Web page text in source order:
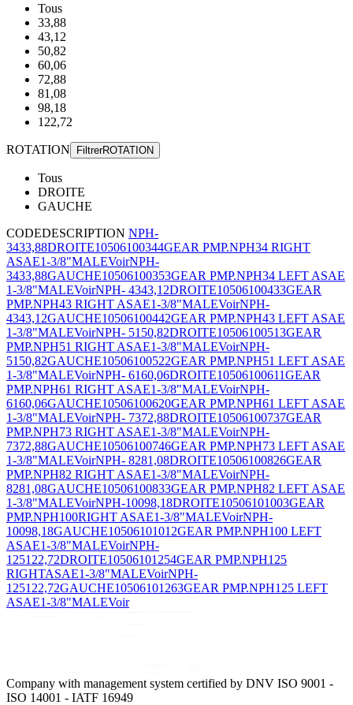
Tous
33,88
43,12
50,82
60,06
72,88
81,08
98,18
122,72
ROTATION FiltrerROTATION
Tous
DROITE
GAUCHE
CODEDESCRIPTION NPH-
3433,88DROITE10506100344GEAR PMP.NPH34 RIGHT
ASAE1-3/8"MALEVoirNPH-
3433,88GAUCHE10506100353GEAR PMP.NPH34 LEFT ASAE
1-3/8"MALEVoirNPH- 4343,12DROITE10506100433GEAR
PMP.NPH43 RIGHT ASAE1-3/8"MALEVoirNPH-
4343,12GAUCHE10506100442GEAR PMP.NPH43 LEFT ASAE
1-3/8"MALEVoirNPH- 51 50,82DROITE10506100513GEAR
PMP.NPH51 RIGHT ASAE1-3/8"MALEVoirNPH-
51 50,82GAUCHE10506100522GEAR PMP.NPH51 LEFT ASAE
1-3/8"MALEVoirNPH- 6160,06DROITE10506100611GEAR
PMP.NPH61 RIGHT ASAE1-3/8"MALEVoirNPH-
6160,06GAUCHE10506100620GEAR PMP.NPH61 LEFT ASAE
1-3/8"MALEVoirNPH- 7372,88DROITE10506100737GEAR
PMP.NPH73 RIGHT ASAE1-3/8"MALEVoirNPH-
7372,88GAUCHE10506100746GEAR PMP.NPH73 LEFT ASAE
1-3/8"MALEVoirNPH- 8281,08DROITE10506100826GEAR
PMP.NPH82 RIGHT ASAE1-3/8"MALEVoirNPH-
8281,08GAUCHE10506100833GEAR PMP.NPH82 LEFT ASAE
1-3/8"MALEVoirNPH-10098,18DROITE10506101003GEAR
PMP.NPH100RIGHT ASAE1-3/8"MALEVoirNPH-
10098,18GAUCHE10506101012GEAR PMP.NPH100 LEFT
ASAE1-3/8"MALEVoirNPH-
125122,72DROITE10506101254GEAR PMP.NPH125
RIGHTASAE1-3/8"MALEVoirNPH-
125122,72GAUCHE10506101263GEAR PMP.NPH125 LEFT
ASAE1-3/8"MALEVoir
Company with management system certified by DNV ISO 9001 -
ISO 14001 - IATF 16949